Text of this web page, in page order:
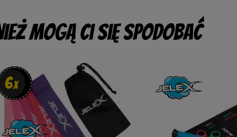
mogą Ci się spodobać
6x
6x